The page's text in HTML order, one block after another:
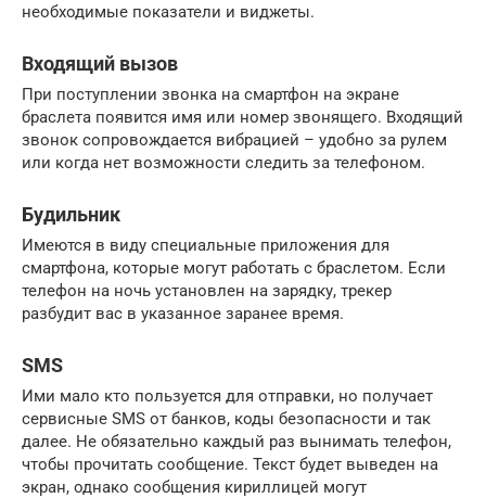
необходимые показатели и виджеты.
Входящий вызов
При поступлении звонка на смартфон на экране
браслета появится имя или номер звонящего. Входящий
звонок сопровождается вибрацией – удобно за рулем
или когда нет возможности следить за телефоном.
Будильник
Имеются в виду специальные приложения для
смартфона, которые могут работать с браслетом. Если
телефон на ночь установлен на зарядку, трекер
разбудит вас в указанное заранее время.
SMS
Ими мало кто пользуется для отправки, но получает
сервисные SMS от банков, коды безопасности и так
далее. Не обязательно каждый раз вынимать телефон,
чтобы прочитать сообщение. Текст будет выведен на
экран, однако сообщения кириллицей могут